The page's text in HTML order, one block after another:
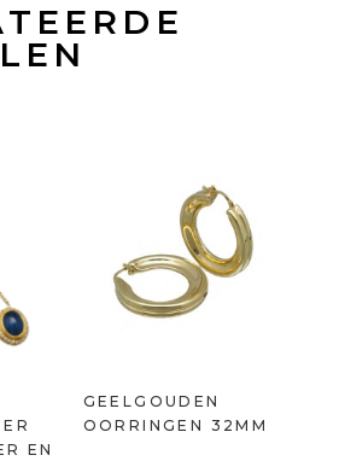
EN
GEELGOUDEN
OORRINGEN 32MM